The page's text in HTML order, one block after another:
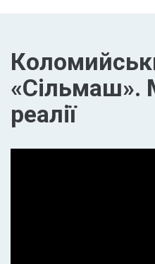
«Сільмаш».
реалії